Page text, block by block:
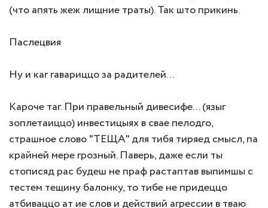
(что апять жеж лищние траты). Так што прикинь.
Паслецвия
Ну и каг гавариццо за радителей...
Кароче таг. При правельный дивесифе... (языг
зоплетаиццо) инвестицыях в свае пелодго,
страшное слово "ТЕЩА" для тибя тиряед смысл, па
крайней мере грозный. Паверь, даже если ты
стописяд рас будеш не праф растаптав выпимшы с
тестем тещину балонку, то тибе не придеццо
атбиваццо ат ие слов и действий агрессии в тваю